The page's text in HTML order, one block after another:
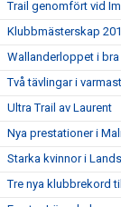
Trail genomfört vid
Klubbmästerskap
Wallanderloppet i
Två tävlingar i
Ultra Trail av Laurent
Nya prestationer i
Starka kvinnor i
Tre nya klubbrekord